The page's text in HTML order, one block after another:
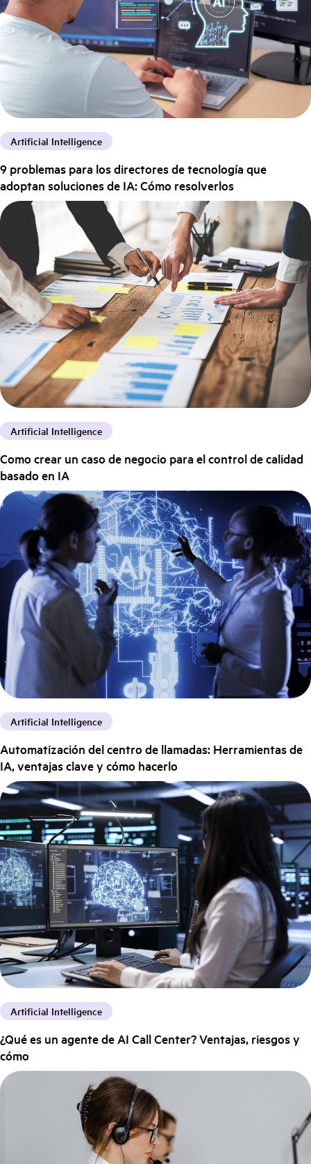
Artificial Intelligence
9 problemas para los directores de tecnología que
adoptan soluciones de IA: Cómo resolverlos
Artificial Intelligence
Como crear un caso de negocio para el control de calidad
basado en IA
Artificial Intelligence
Automatización del centro de llamadas: Herramientas de
IA, ventajas clave y cómo hacerlo
Artificial Intelligence
¿Qué es un agente de AI Call Center? Ventajas, riesgos y
cómo